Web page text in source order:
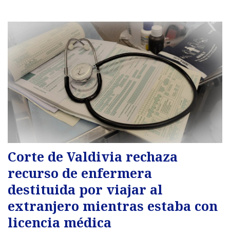
Corte de Valdivia rechaza
recurso de enfermera
destituida por viajar al
extranjero mientras estaba con
licencia médica